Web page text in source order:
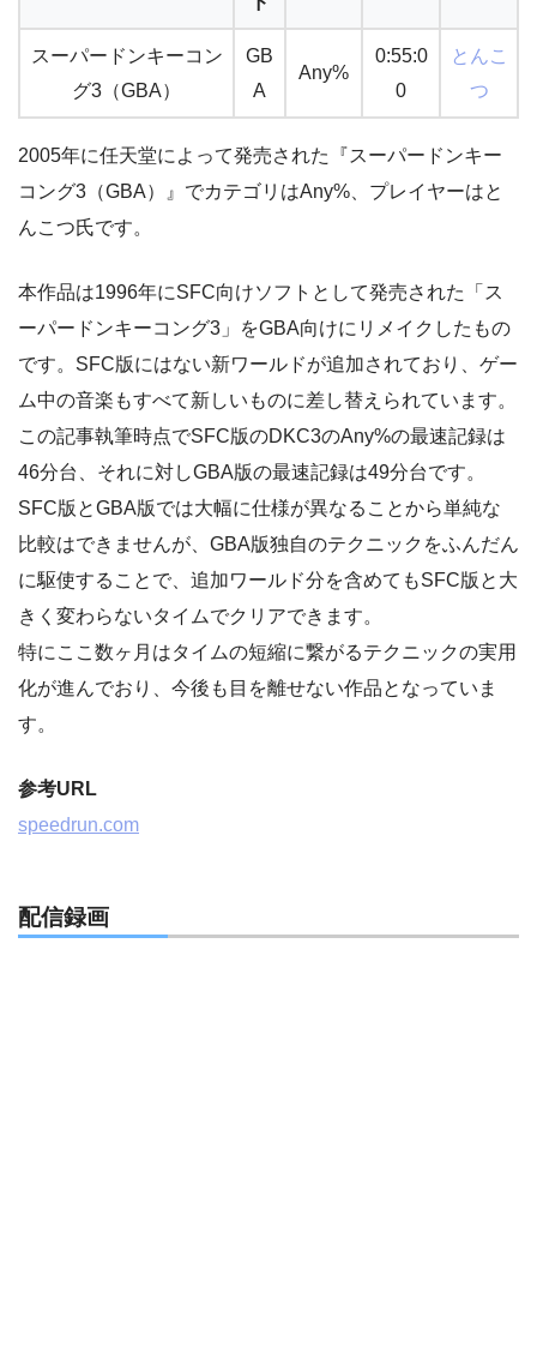
スーパードンキーコン
グ3（GBA）
GB
A
Any%
0:55:0
0
とんこ
つ
2005年に任天堂によって発売された『スーパードンキー
コング3（GBA）』でカテゴリはAny%、プレイヤーはと
んこつ氏です。
本作品は1996年にSFC向けソフトとして発売された「ス
ーパードンキーコング3」をGBA向けにリメイクしたもの
です。SFC版にはない新ワールドが追加されており、ゲー
ム中の音楽もすべて新しいものに差し替えられています。
この記事執筆時点でSFC版のDKC3のAny%の最速記録は
46分台、それに対しGBA版の最速記録は49分台です。
SFC版とGBA版では大幅に仕様が異なることから単純な
比較はできませんが、GBA版独自のテクニックをふんだん
に駆使することで、追加ワールド分を含めてもSFC版と大
きく変わらないタイムでクリアできます。
特にここ数ヶ月はタイムの短縮に繋がるテクニックの実用
化が進んでおり、今後も目を離せない作品となっていま
す。
参考URL
speedrun.com
配信録画